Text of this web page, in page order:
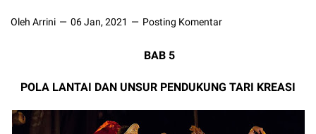
Oleh Arrini 06 Jan, 2021 Posting Komentar
BAB 5
POLA LANTAI DAN UNSUR PENDUKUNG TARI KREASI